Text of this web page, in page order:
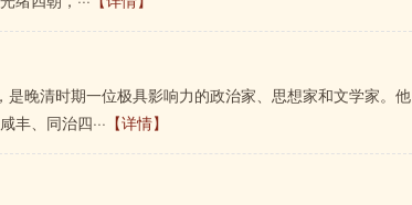
晚清时期一位极具影响力的政治家、思想家和文学家。他
、同治四··· 【详情】